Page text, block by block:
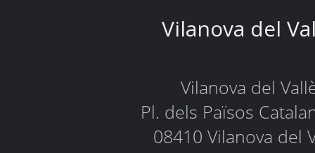
Vilanova del
Vilanova del
Pl. dels Països
08410 Vilanova del